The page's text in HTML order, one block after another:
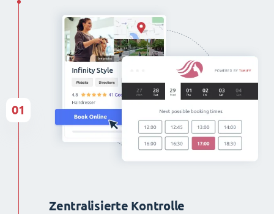
Zentralisierte Kontrolle
01